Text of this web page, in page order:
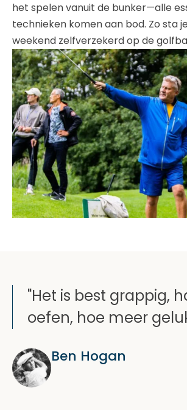
het spelen vanuit de bunker—alle
technieken komen aan bod. Zo sta
weekend zelfverzekerd op de
"Het is best grappig,
oefen, hoe meer
Ben Hogan